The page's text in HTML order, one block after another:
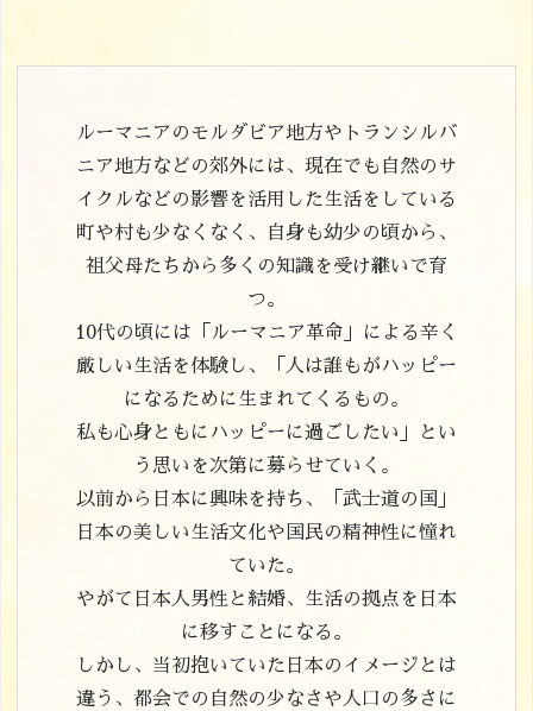
ルーマニアのモルダビア地方やトランシルバ
ニア地方などの郊外には、現在でも自然のサ
イクルなどの影響を活用した生活をしている
町や村も少なくなく、自身も幼少の頃から、
祖父母たちから多くの知識を受け継いで育
つ。
10代の頃には「ルーマニア革命」による辛く
厳しい生活を体験し、「人は誰もがハッピー
になるために生まれてくるもの。
私も心身ともにハッピーに過ごしたい」とい
う思いを次第に募らせていく。
以前から日本に興味を持ち、「武士道の国」
日本の美しい生活文化や国民の精神性に憧れ
ていた。
やがて日本人男性と結婚、生活の拠点を日本
に移すことになる。
しかし、当初抱いていた日本のイメージとは
違う、都会での自然の少なさや人口の多さに